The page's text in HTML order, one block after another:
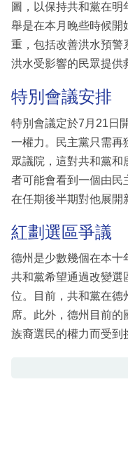
圖，以保持共和黨在
舉是在本月晚些時候開
重，包括改善洪水預警
洪水受影響的民眾提供
特別會議安排
特別會議定於7月21日
一權力。民主黨只需再
眾議院，這對共和黨和
者可能會看到一個由民
在任期後半期對他展開
紅劃選區爭議
德州是少數幾個在本十
共和黨希望通過改變選
位。目前，共和黨在德
席。此外，德州目前
族裔選民的權力而受到